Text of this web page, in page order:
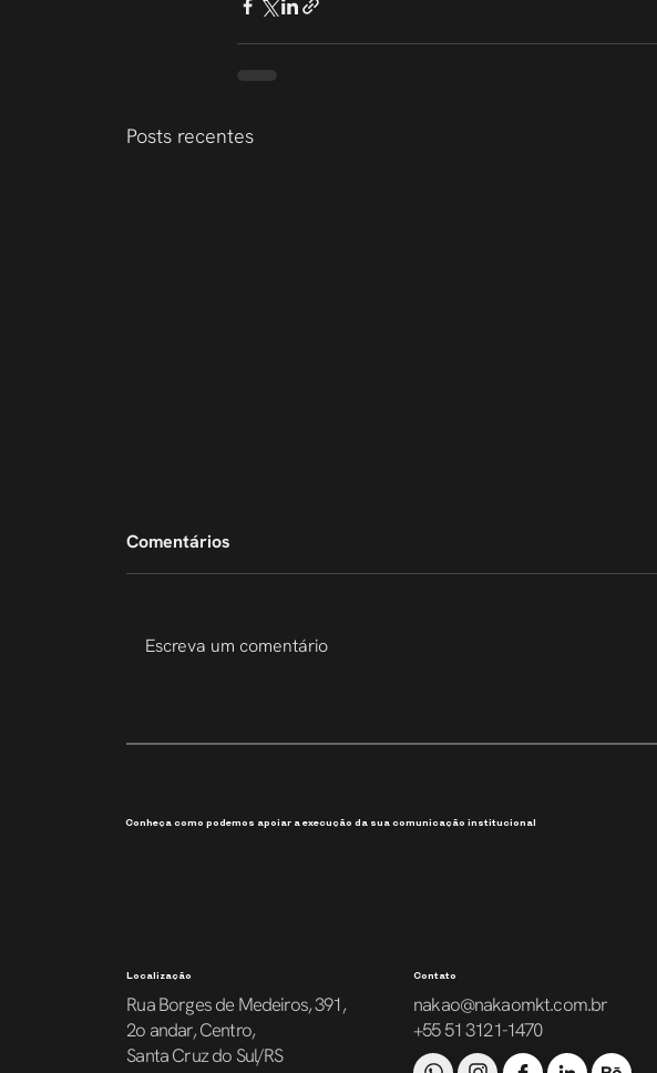
Posts recentes
Comentários
Escreva um comentário
Conheça como podemos apoiar a execução da sua comunicação institucional
Localização
Rua Borges de Medeiros, 391,
2o andar, Centro,
Santa Cruz do Sul/RS
Contato
nakao@nakaomkt.com.br
+55 51 3121-1470